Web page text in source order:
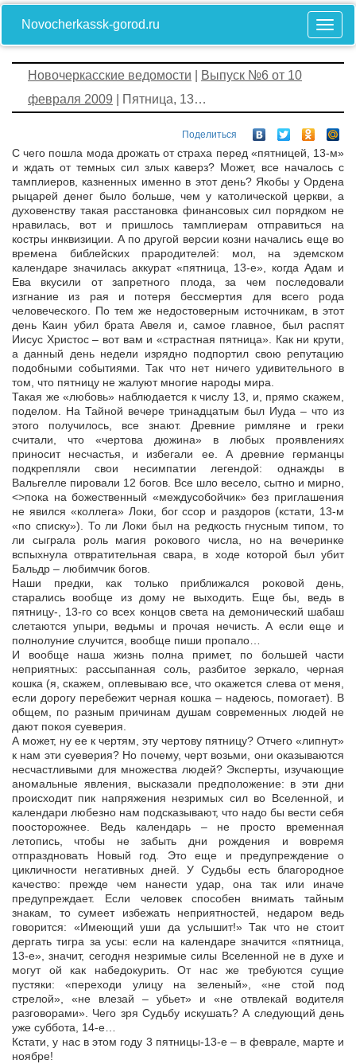
Novocherkassk-gorod.ru
Новочеркасские ведомости
Выпуск №6 от 10
февраля 2009 | Пятница, 13…
Поделиться
С чего пошла мода дрожать от страха перед «пятницей, 13-м»
и ждать от темных сил злых каверз? Может, все началось с
тамплиеров, казненных именно в этот день? Якобы у Ордена
рыцарей денег было больше, чем у католической церкви, а
духовенству такая расстановка финансовых сил порядком не
нравилась, вот и пришлось тамплиерам отправиться на
костры инквизиции. А по другой версии козни начались еще во
времена библейских прародителей: мол, на эдемском
календаре значилась аккурат «пятница, 13-е», когда Адам и
Ева вкусили от запретного плода, за чем последовали
изгнание из рая и потеря бессмертия для всего рода
человеческого. По тем же недостоверным источникам, в этот
день Каин убил брата Авеля и, самое главное, был распят
Иисус Христос – вот вам и «страстная пятница». Как ни крути,
а данный день недели изрядно подпортил свою репутацию
подобными событиями. Так что нет ничего удивительного в
том, что пятницу не жалуют многие народы мира.
Такая же «любовь» наблюдается к числу 13, и, прямо скажем,
поделом. На Тайной вечере тринадцатым был Иуда – что из
этого получилось, все знают. Древние римляне и греки
считали, что «чертова дюжина» в любых проявлениях
приносит несчастья, и избегали ее. А древние германцы
подкрепляли свои несимпатии легендой: однажды в
Вальгелле пировали 12 богов. Все шло весело, сытно и мирно,
<>пока на божественный «междусобойчик» без приглашения
не явился «коллега» Локи, бог ссор и раздоров (кстати, 13-м
«по списку»). То ли Локи был на редкость гнусным типом, то
ли сыграла роль магия рокового числа, но на вечеринке
вспыхнула отвратительная свара, в ходе которой был убит
Бальдр – любимчик богов.
Наши предки, как только приближался роковой день,
старались вообще из дому не выходить. Еще бы, ведь в
пятницу-, 13-го со всех концов света на демонический шабаш
слетаются упыри, ведьмы и прочая нечисть. А если еще и
полнолуние случится, вообще пиши пропало…
И вообще наша жизнь полна примет, по большей части
неприятных: рассыпанная соль, разбитое зеркало, черная
кошка (я, скажем, оплевываю все, что окажется слева от меня,
если дорогу перебежит черная кошка – надеюсь, помогает). В
общем, по разным причинам душам современных людей не
дают покоя суеверия.
А может, ну ее к чертям, эту чертову пятницу? Отчего «липнут»
к нам эти суеверия? Но почему, черт возьми, они оказываются
несчастливыми для множества людей? Эксперты, изучающие
аномальные явления, высказали предположение: в эти дни
происходит пик напряжения незримых сил во Вселенной, и
календари любезно нам подсказывают, что надо бы вести себя
поосторожнее. Ведь календарь – не просто временная
летопись, чтобы не забыть дни рождения и вовремя
отпраздновать Новый год. Это еще и предупреждение о
цикличности негативных дней. У Судьбы есть благородное
качество: прежде чем нанести удар, она так или иначе
предупреждает. Если человек способен внимать тайным
знакам, то сумеет избежать неприятностей, недаром ведь
говорится: «Имеющий уши да услышит!» Так что не стоит
дергать тигра за усы: если на календаре значится «пятница,
13-е», значит, сегодня незримые силы Вселенной не в духе и
могут ой как набедокурить. От нас же требуются сущие
пустяки: «переходи улицу на зеленый», «не стой под
стрелой», «не влезай – убьет» и «не отвлекай водителя
разговорами». Чего зря Судьбу искушать? А следующий день
уже суббота, 14-е…
Кстати, у нас в этом году 3 пятницы-13-е – в феврале, марте и
ноябре!